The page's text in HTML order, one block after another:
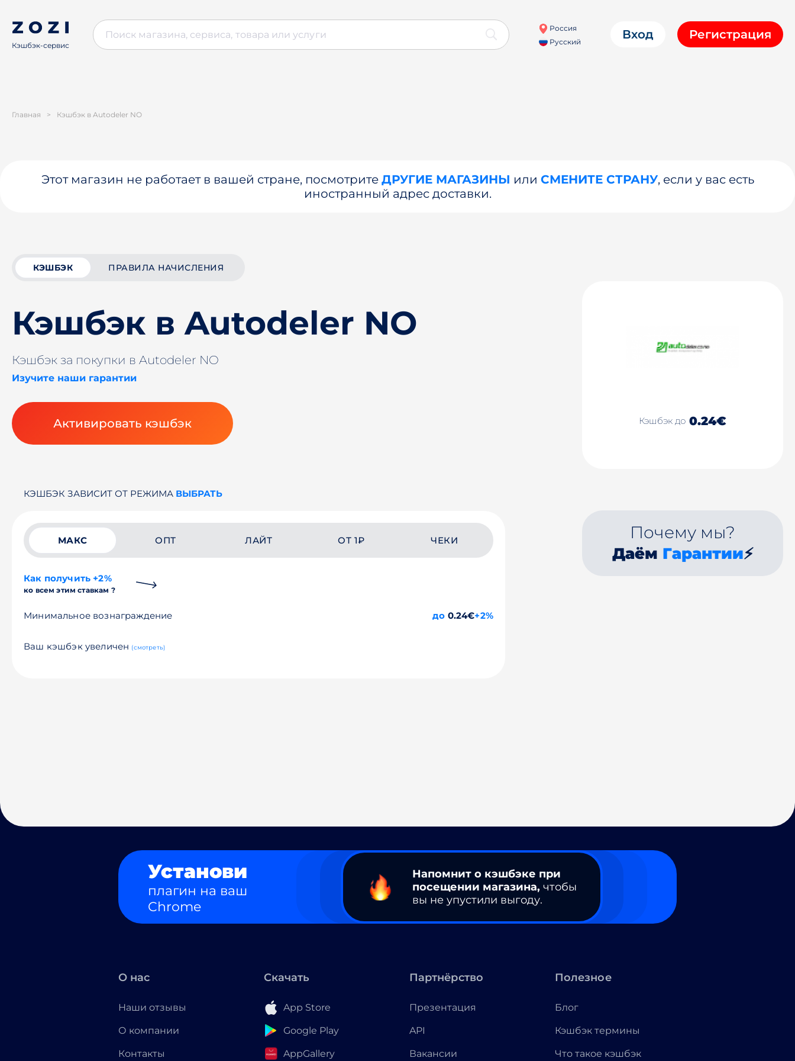
Кэшбэк-сервис
Россия
Русский
Вход Регистрация
Главная > Кэшбэк в Autodeler NO
Этот магазин не работает в вашей стране, посмотрите ДРУГИЕ МАГАЗИНЫ или СМЕНИТЕ СТРАНУ, если у вас есть
иностранный адрес доставки.
КЭШБЭК ПРАВИЛА НАЧИСЛЕНИЯ
Кэшбэк в Autodeler NO
Кэшбэк за покупки в Autodeler NO
Изучите наши гарантии
Активировать кэшбэк Кэшбэк до 0.24€
КЭШБЭК ЗАВИСИТ ОТ РЕЖИМА ВЫБРАТЬ
МАКС ОПТ ЛАЙТ ОТ 1₽ ЧЕКИ
Как получить +2%
ко всем этим ставкам ?
Минимальное вознаграждение до 0.24€+2%
Ваш кэшбэк увеличен (смотреть)
Почему мы?
Даём Гарантии⚡
Установи
плагин на ваш
Chrome
Напомнит о кэшбэке при
посещении магазина, чтобы
вы не упустили выгоду.
О нас
Наши отзывы
О компании
Контакты
Скачать
App Store
Google Play
AppGallery
Партнёрство
Презентация
API
Вакансии
Полезное
Блог
Кэшбэк термины
Что такое кэшбэк